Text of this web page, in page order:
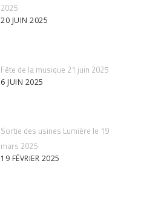
2025
20 JUIN 2025
Fête de la musique 21 juin 2025
6 JUIN 2025
Sortie des usines Lumière le 19
mars 2025
19 FÉVRIER 2025